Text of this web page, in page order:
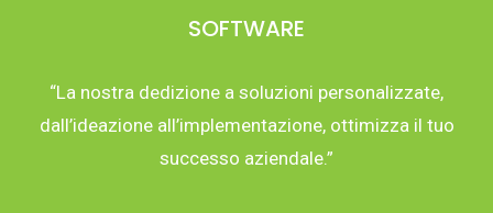
SOFTWARE
“La nostra dedizione a soluzioni personalizzate,
dall’ideazione all’implementazione, ottimizza il tuo
successo aziendale.”